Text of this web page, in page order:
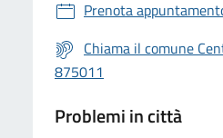
Prenota
Chiama il comune
875011
Problemi in città